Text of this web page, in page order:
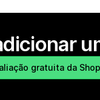
gratuita da